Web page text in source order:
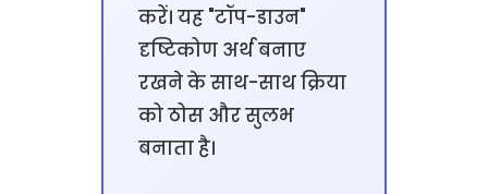
करें। यह "टॉप-डाउन"
दृष्टिकोण अर्थ बनाए
रखने के साथ-साथ क्रिया
को ठोस और सुलभ
बनाता है।